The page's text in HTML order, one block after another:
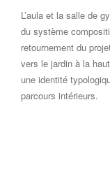
L’aula et la salle de
du système
retournement du
vers le jardin à la
une identité
parcours intérieurs.